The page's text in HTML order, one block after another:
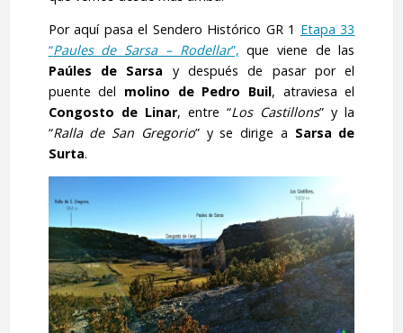
Por aquí pasa el Sendero Histórico GR 1 Etapa 33
“Paules de Sarsa – Rodellar”, que viene de las
Paúles de Sarsa y después de pasar por el
puente del molino de Pedro Buil, atraviesa el
Congosto de Linar, entre “Los Castillons” y la
“Ralla de San Gregorio” y se dirige a Sarsa de
Surta.